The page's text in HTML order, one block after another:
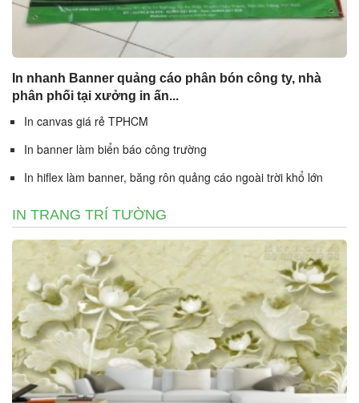
In nhanh Banner quảng cáo phân bón công ty, nhà
phân phối tại xưởng in ấn...
In canvas giá rẻ TPHCM
In banner làm biển báo công trường
In hiflex làm banner, băng rôn quảng cáo ngoài trời khổ lớn
IN TRANG TRÍ TƯỜNG